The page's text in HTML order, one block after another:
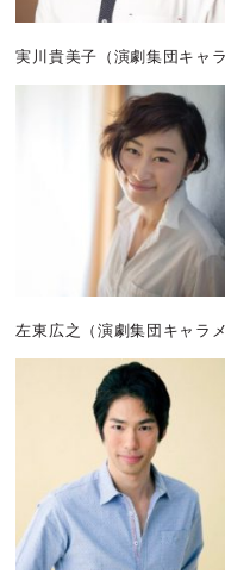
実川貴美子 （演劇集団キャ
左東広之 （演劇集団キャラ